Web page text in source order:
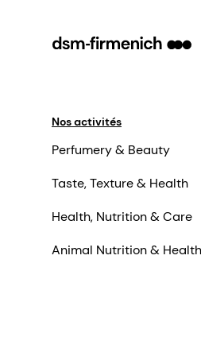
Nos activités
Perfumery & Beauty
Taste, Texture & Health
Health, Nutrition & Care
Animal Nutrition & Health